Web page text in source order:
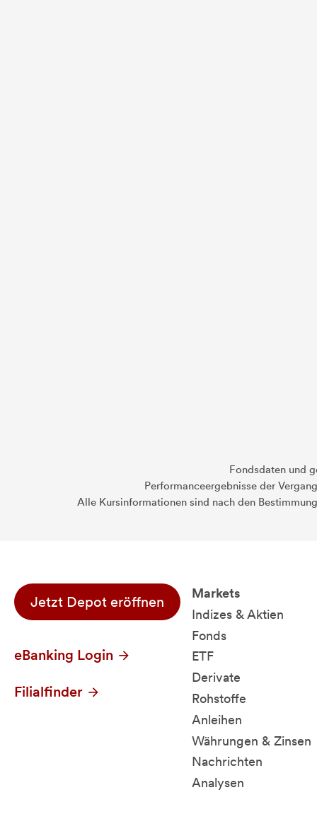
Fondsdaten und
Performanceergebnisse der
Alle Kursinformationen sind nach den
Jetzt Depot eröffnen
eBanking Login
Filialfinder
Markets
Indizes & Aktien
Fonds
ETF
Derivate
Rohstoffe
Anleihen
Währungen & Zinsen
Nachrichten
Analysen